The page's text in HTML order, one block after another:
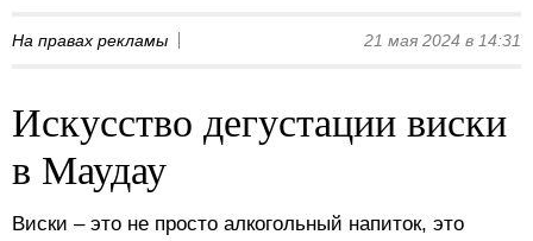
На правах рекламы 21 мая 2024 в 14:31
Искусство дегустации виски
в Маудау
Виски – это не просто алкогольный напиток, это